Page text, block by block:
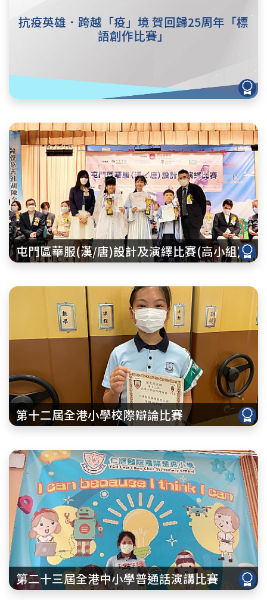
抗疫英雄．跨越「疫」境 賀回歸25周年「標
語創作比賽」
屯門區華服(漢/唐)設計及演繹比賽(高小組)
第十二屆全港小學校際辯論比賽
第二十三屆全港中小學普通話演講比賽